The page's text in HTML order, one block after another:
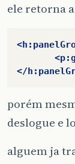
ele retorna
</
porém
deslogue e
alguem ja